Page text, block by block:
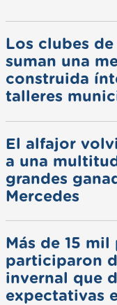
Los clubes
suman una
construida
talleres
El alfajor
a una
grandes
Mercedes
Más de 15 mil
participaron
invernal que
expectativas